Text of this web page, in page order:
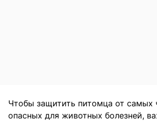
Чтобы защитить питомца от самых
опасных для животных болезней,